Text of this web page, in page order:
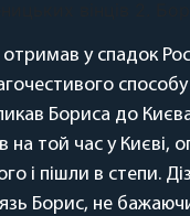
у спадок
Бориса до
той час у Києві,
і пішли в
Борис, не